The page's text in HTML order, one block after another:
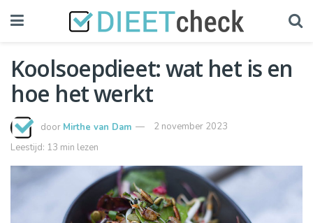
Koolsoepdieet: wat het is en
hoe het werkt
door Mirthe van Dam
2 november 2023
Leestijd: 13 min lezen